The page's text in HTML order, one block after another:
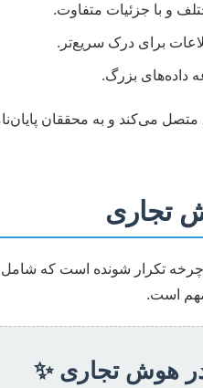
و با جزئیات متفاوت.
برای درک سریع‌تر.
داده‌های بزرگ.
می‌کند و به محققان
تجاری
چرخه تکرار شونده است که
مهم است.
هوش تجاری ✨